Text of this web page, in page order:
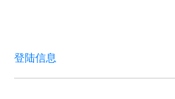
登陆信息